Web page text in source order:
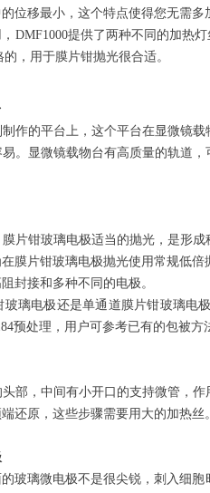
位移最小，这个特点使得您无需多
DMF1000提供了两种不同的加热
，用于膜片钳抛光很合适。
的平台上，这个平台在显微镜载
。显微镜载物台有高质量的轨道
钳玻璃电极适当的抛光，是形成
膜片钳玻璃电极抛光使用常规低倍
封接和多种不同的电极。
电极还是单通道膜片钳玻璃电
预处理，用户可参考已有的包被方
，中间有小开口的支持微管，作
还原，这些步骤需要用大的加热丝。
璃微电极不是很尖锐，刺入细胞